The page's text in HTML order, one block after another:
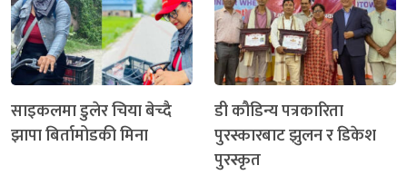
साइकलमा डुलेर चिया बेच्दै
झापा बिर्तामोडकी मिना
डी कौडिन्य पत्रकारिता
पुरस्कारबाट झुलन र डिकेश
पुरस्कृत